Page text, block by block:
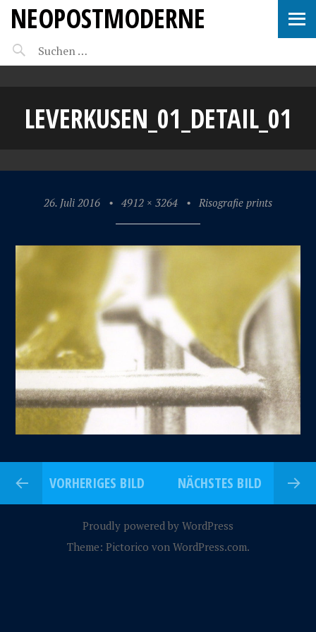
NEOPOSTMODERNE
LEVERKUSEN_01_DETAIL_01
26. Juli 2016 • 4912 × 3264 • Risografie prints
VORHERIGES BILD NÄCHSTES BILD
Proudly powered by WordPress
Theme: Pictorico von WordPress.com.